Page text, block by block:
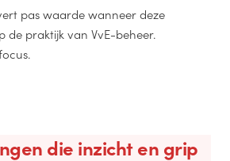
pas waarde wanneer deze
de praktijk van VvE-beheer.
die inzicht en grip